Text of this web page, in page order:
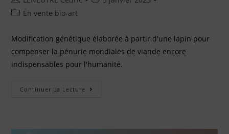
En vente bio-art
Modification génétique élaborée à partir d'une lapin pour
compenser la pénurie mondiales de viande encore
indispensables pour l'humanité.
Continuer La Lecture